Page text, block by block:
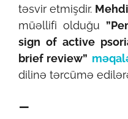
təsvir etmişdir.
müəllifi olduğu
sign of active
brief review”
dilinə tərcümə
–